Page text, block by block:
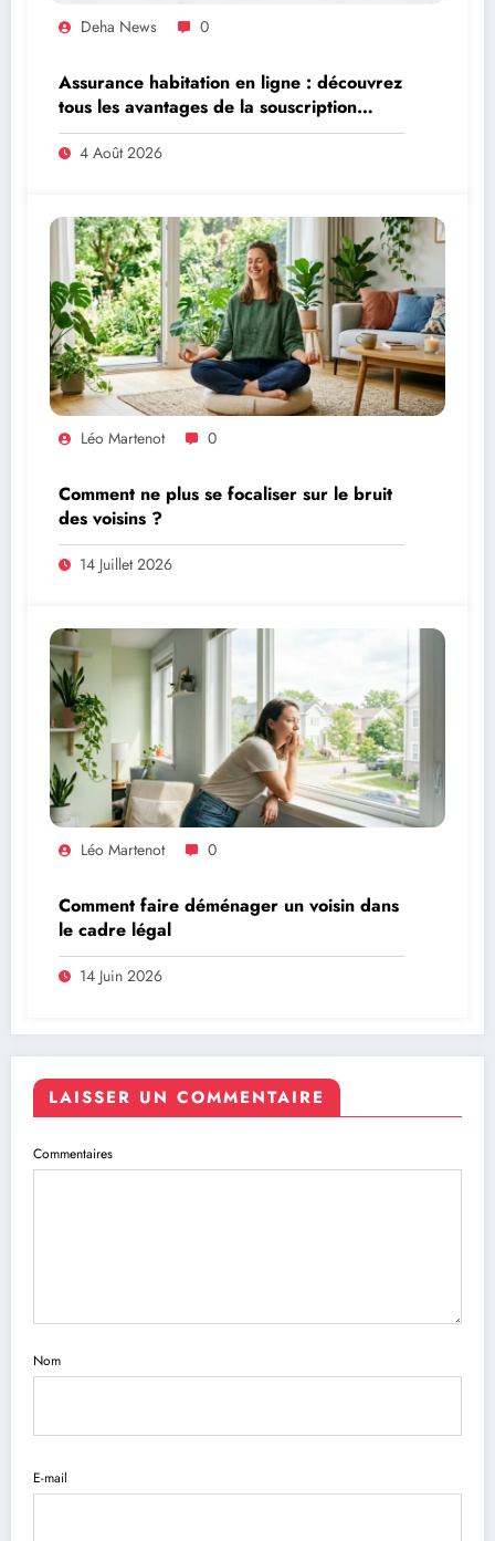
Deha News 0
Assurance habitation en ligne : découvrez
tous les avantages de la souscription
digitale
4 Août 2026
Léo Martenot 0
Comment ne plus se focaliser sur le bruit
des voisins ?
14 Juillet 2026
Léo Martenot 0
Comment faire déménager un voisin dans
le cadre légal
14 Juin 2026
LAISSER UN COMMENTAIRE
Commentaires
Nom
E-mail